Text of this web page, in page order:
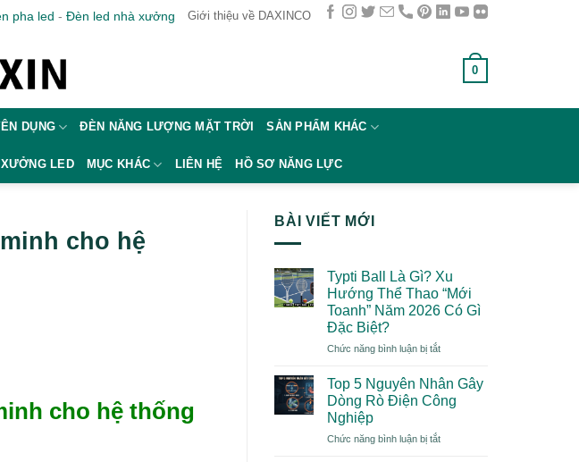
pha led - Đèn led nhà xưởng Giới thiệu về DAXINCO
0
DỤNG ĐÈN NĂNG LƯỢNG MẶT TRỜI SẢN PHẨM KHÁC
LED MỤC KHÁC LIÊN HỆ HỒ SƠ NĂNG LỰC
cho hệ
cho hệ thống
BÀI VIẾT MỚI
Typti Ball Là Gì? Xu
Hướng Thể Thao “Mới
Toanh” Năm 2026 Có Gì
Đặc Biệt?
Chức năng bình luận bị tắtở
Ball
Gì?
Hướng
Top 5 Nguyên Nhân Gây
Dòng Rò Điện Công
Nghiệp
Chức năng bình luận bị tắtở